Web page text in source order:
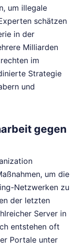
um illegale
schätzen
in der
Milliarden
im
Strategie
und
gegen
um die
Netzwerken zu
der letzten
Server in
entstehen oft
Portale unter